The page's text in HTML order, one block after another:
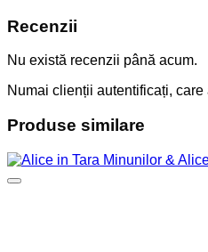
Recenzii
Nu există recenzii până acum.
Numai clienții autentificați,
Produse similare